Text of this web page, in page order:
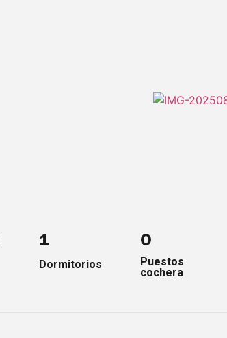
1
Dormitorios
0
Puestos
cochera